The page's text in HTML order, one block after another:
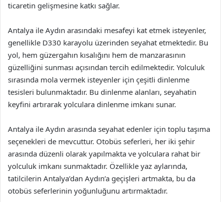
ticaretin gelişmesine katkı sağlar.
Antalya ile Aydın arasındaki mesafeyi kat etmek isteyenler,
genellikle D330 karayolu üzerinden seyahat etmektedir. Bu
yol, hem güzergahın kısalığını hem de manzarasının
güzelliğini sunması açısından tercih edilmektedir. Yolculuk
sırasında mola vermek isteyenler için çeşitli dinlenme
tesisleri bulunmaktadır. Bu dinlenme alanları, seyahatin
keyfini artırarak yolculara dinlenme imkanı sunar.
Antalya ile Aydın arasında seyahat edenler için toplu taşıma
seçenekleri de mevcuttur. Otobüs seferleri, her iki şehir
arasında düzenli olarak yapılmakta ve yolculara rahat bir
yolculuk imkanı sunmaktadır. Özellikle yaz aylarında,
tatilcilerin Antalya’dan Aydın’a geçişleri artmakta, bu da
otobüs seferlerinin yoğunluğunu artırmaktadır.